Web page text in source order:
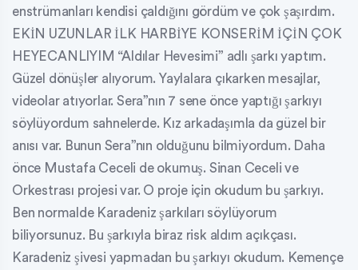
enstrümanları kendisi çaldığını gördüm ve çok şaşırdım.
EKİN UZUNLAR İLK HARBİYE KONSERİM İÇİN ÇOK
HEYECANLIYIM “Aldılar Hevesimi” adlı şarkı yaptım.
Güzel dönüşler alıyorum. Yaylalara çıkarken mesajlar,
videolar atıyorlar. Sera”nın 7 sene önce yaptığı şarkıyı
söylüyordum sahnelerde. Kız arkadaşımla da güzel bir
anısı var. Bunun Sera”nın olduğunu bilmiyordum. Daha
önce Mustafa Ceceli de okumuş. Sinan Ceceli ve
Orkestrası projesi var. O proje için okudum bu şarkıyı.
Ben normalde Karadeniz şarkıları söylüyorum
biliyorsunuz. Bu şarkıyla biraz risk aldım açıkçası.
Karadeniz şivesi yapmadan bu şarkıyı okudum. Kemençe